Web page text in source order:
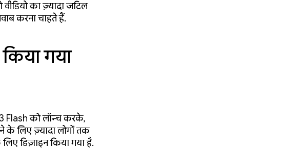
का ज़्यादा जटिल
करना चाहते हैं.
गया
Flash को लॉन्च करके,
लिए ज़्यादा लोगों तक
डिज़ाइन किया गया है.